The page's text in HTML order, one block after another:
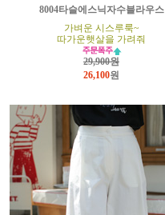
8004타슬에스닉자수블라우스
가벼운 시스루룩~
따가운햇살을 가려줘
29,900원
26,100원